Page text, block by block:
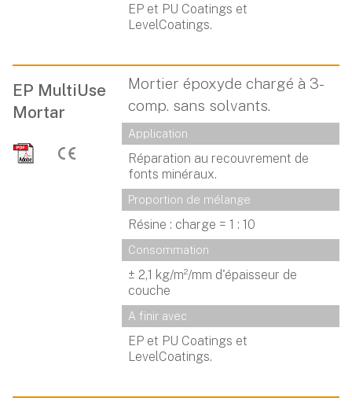
EP et PU Coatings et
LevelCoatings.
EP MultiUse
Mortar
Mortier époxyde chargé à 3-
comp. sans solvants.
Application
Réparation au recouvrement de
fonts minéraux.
Proportion de mélange
Résine : charge = 1 : 10
Consommation
± 2,1 kg/m²/mm d'épaisseur de
couche
A finir avec
EP et PU Coatings et
LevelCoatings.